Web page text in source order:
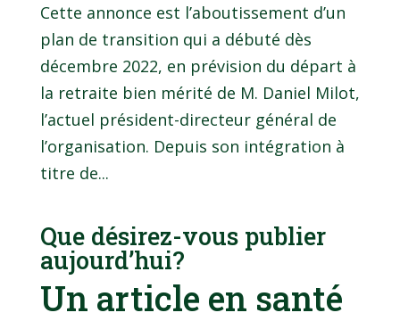
Cette annonce est l’aboutissement d’un
plan de transition qui a débuté dès
décembre 2022, en prévision du départ à
la retraite bien mérité de M. Daniel Milot,
l’actuel président-directeur général de
l’organisation. Depuis son intégration à
titre de...
Que désirez-vous publier
aujourd’hui?
Un article en santé